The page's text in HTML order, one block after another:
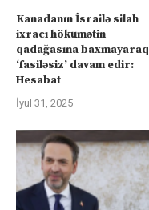
Kanadanın İsrailə silah
ixracı hökumətin
qadağasına baxmayaraq
‘fasiləsiz’ davam edir:
Hesabat
İyul 31, 2025